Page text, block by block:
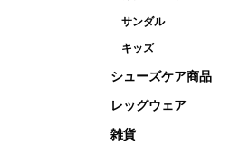
サンダル
キッズ
シューズケア商品
レッグウェア
雑貨